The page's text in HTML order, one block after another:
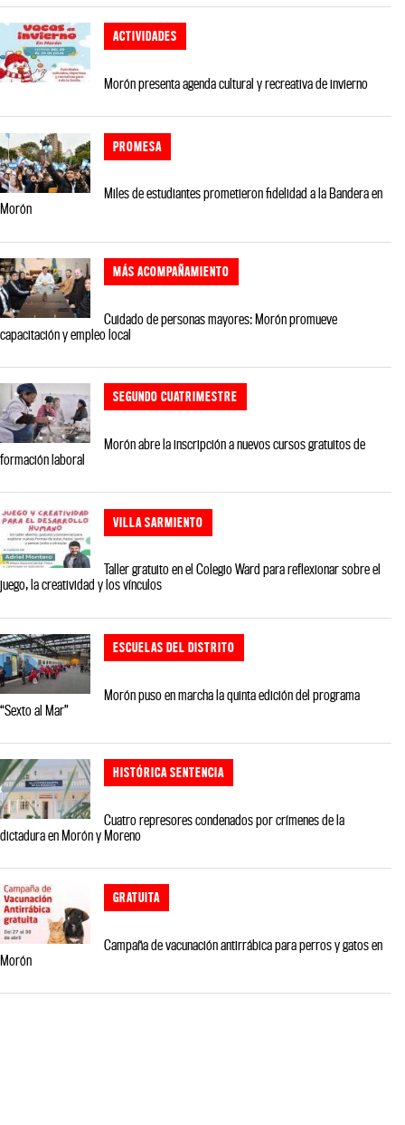
ACTIVIDADES
Morón presenta agenda cultural y recreativa de invierno
PROMESA
Miles de estudiantes prometieron fidelidad a la Bandera en
Morón
MÁS ACOMPAÑAMIENTO
Cuidado de personas mayores: Morón promueve
capacitación y empleo local
SEGUNDO CUATRIMESTRE
Morón abre la inscripción a nuevos cursos gratuitos de
formación laboral
VILLA SARMIENTO
Taller gratuito en el Colegio Ward para reflexionar sobre el
juego, la creatividad y los vínculos
ESCUELAS DEL DISTRITO
Morón puso en marcha la quinta edición del programa
“Sexto al Mar”
HISTÓRICA SENTENCIA
Cuatro represores condenados por crímenes de la
dictadura en Morón y Moreno
GRATUITA
Campaña de vacunación antirrábica para perros y gatos en
Morón